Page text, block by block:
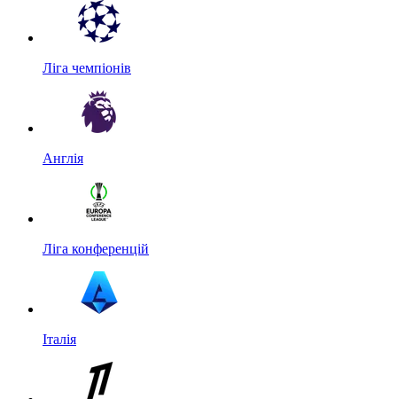
Ліга чемпіонів
Англія
Ліга конференцій
Італія